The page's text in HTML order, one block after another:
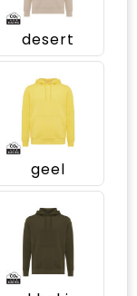
desert
geel